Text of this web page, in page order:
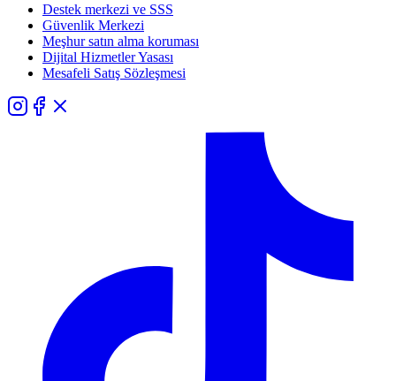
Destek merkezi ve SSS
Güvenlik Merkezi
Meşhur satın alma koruması
Dijital Hizmetler Yasası
Mesafeli Satış Sözleşmesi